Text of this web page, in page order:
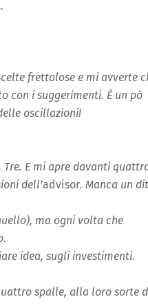
frettolose e mi avverte
con i suggerimenti. È un pò
oscillazioni!
E mi apre davanti
dell’advisor. Manca un
ma ogni volta che
idea, sugli investimenti.
spalle, alla loro sorte